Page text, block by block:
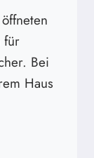
für
Bei
Haus